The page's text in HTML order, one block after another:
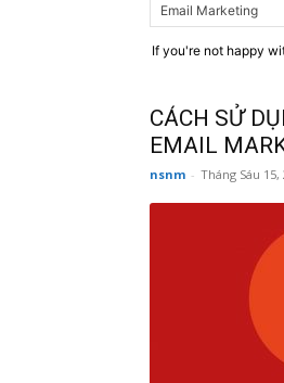
If you're not happy
CÁCH SỬ
EMAIL
nsnm - Tháng Sáu 15,